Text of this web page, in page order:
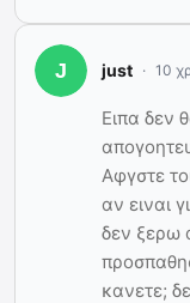
just 10
Ειπα δεν
Αφγστε
αν ειναι
δεν ξερω
κανετε;